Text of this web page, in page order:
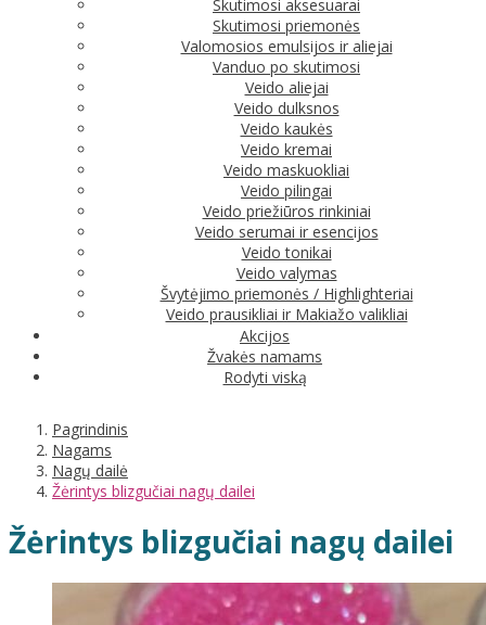
Skutimosi aksesuarai
Skutimosi priemonės
Valomosios emulsijos ir aliejai
Vanduo po skutimosi
Veido aliejai
Veido dulksnos
Veido kaukės
Veido kremai
Veido maskuokliai
Veido pilingai
Veido priežiūros rinkiniai
Veido serumai ir esencijos
Veido tonikai
Veido valymas
Švytėjimo priemonės / Highlighteriai
Veido prausikliai ir Makiažo valikliai
Akcijos
Žvakės namams
Rodyti viską
Pagrindinis
Nagams
Nagų dailė
Žėrintys blizgučiai nagų dailei
Žėrintys blizgučiai nagų dailei